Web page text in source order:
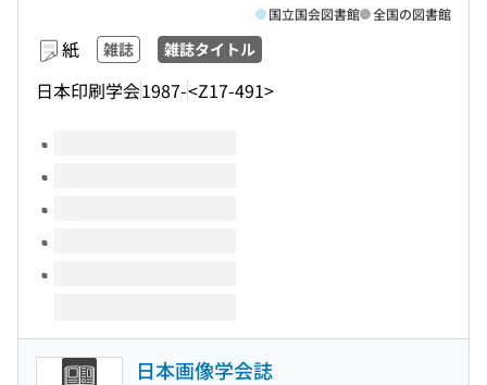
紙 雑誌 雑誌タイトル
日本印刷学会1987-<Z17-491>
国立国会図書館 全国の図書館
このタイトルの巻号
日本画像学会誌